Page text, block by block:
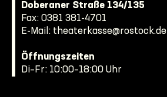
Doberaner Straße 134/135
Fax: 0381 381-4701
E-Mail: theaterkasse@rostock.de
Öffnungszeiten
Di–Fr: 10:00–18:00 Uhr